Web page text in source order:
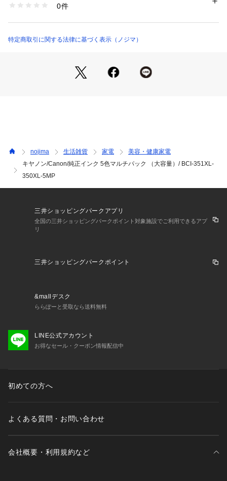
0件
特定商取引に関する法律に基づく表示（ノジマ）
nojima 生活雑貨 家電
美容・健康家電
キヤノン/Canon/純正インク 5色マルチパック （大容量）/ BCI-351XL-
350XL-5MP
三井ショッピングパークアプリ
全国の三井ショッピングパークポイント対象施設でご利用できるアプ
リ
三井ショッピングパークポイント
&mallデスク
ららぽーと受取なら送料無料
LINE公式アカウント
お得なセール・クーポン情報配信中
初めての方へ
よくある質問・お問い合わせ
会社概要・利用規約など